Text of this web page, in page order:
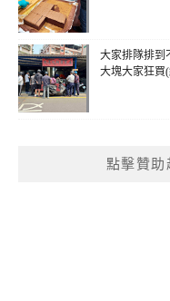
大家排隊排到
大塊大家狂買
點擊贊助